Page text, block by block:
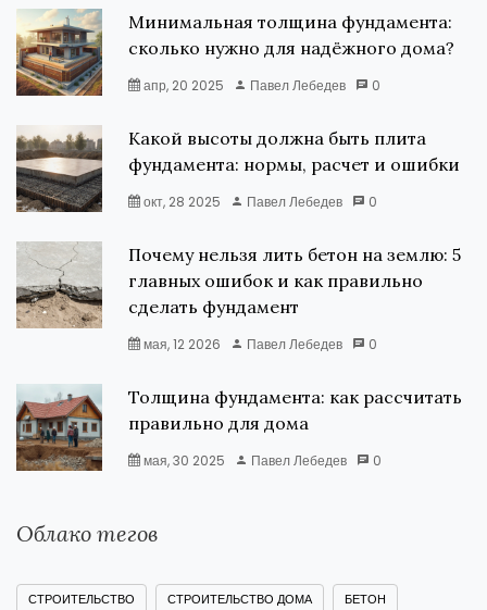
Минимальная толщина фундамента:
сколько нужно для надёжного дома?
апр, 20 2025 Павел Лебедев 0
Какой высоты должна быть плита
фундамента: нормы, расчет и ошибки
окт, 28 2025 Павел Лебедев 0
Почему нельзя лить бетон на землю: 5
главных ошибок и как правильно
сделать фундамент
мая, 12 2026 Павел Лебедев 0
Толщина фундамента: как рассчитать
правильно для дома
мая, 30 2025 Павел Лебедев 0
Облако тегов
СТРОИТЕЛЬСТВО СТРОИТЕЛЬСТВО ДОМА БЕТОН